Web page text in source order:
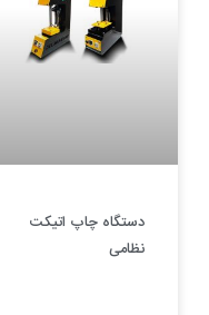
دستگاه چاپ اتیکت
نظامی